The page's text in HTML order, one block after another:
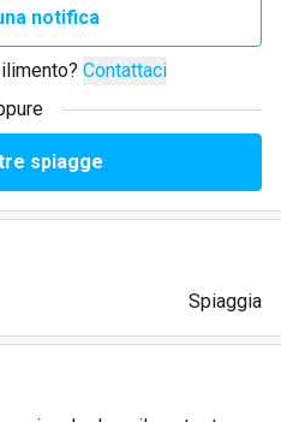
notifica
Contattaci
spiagge
Spiaggia